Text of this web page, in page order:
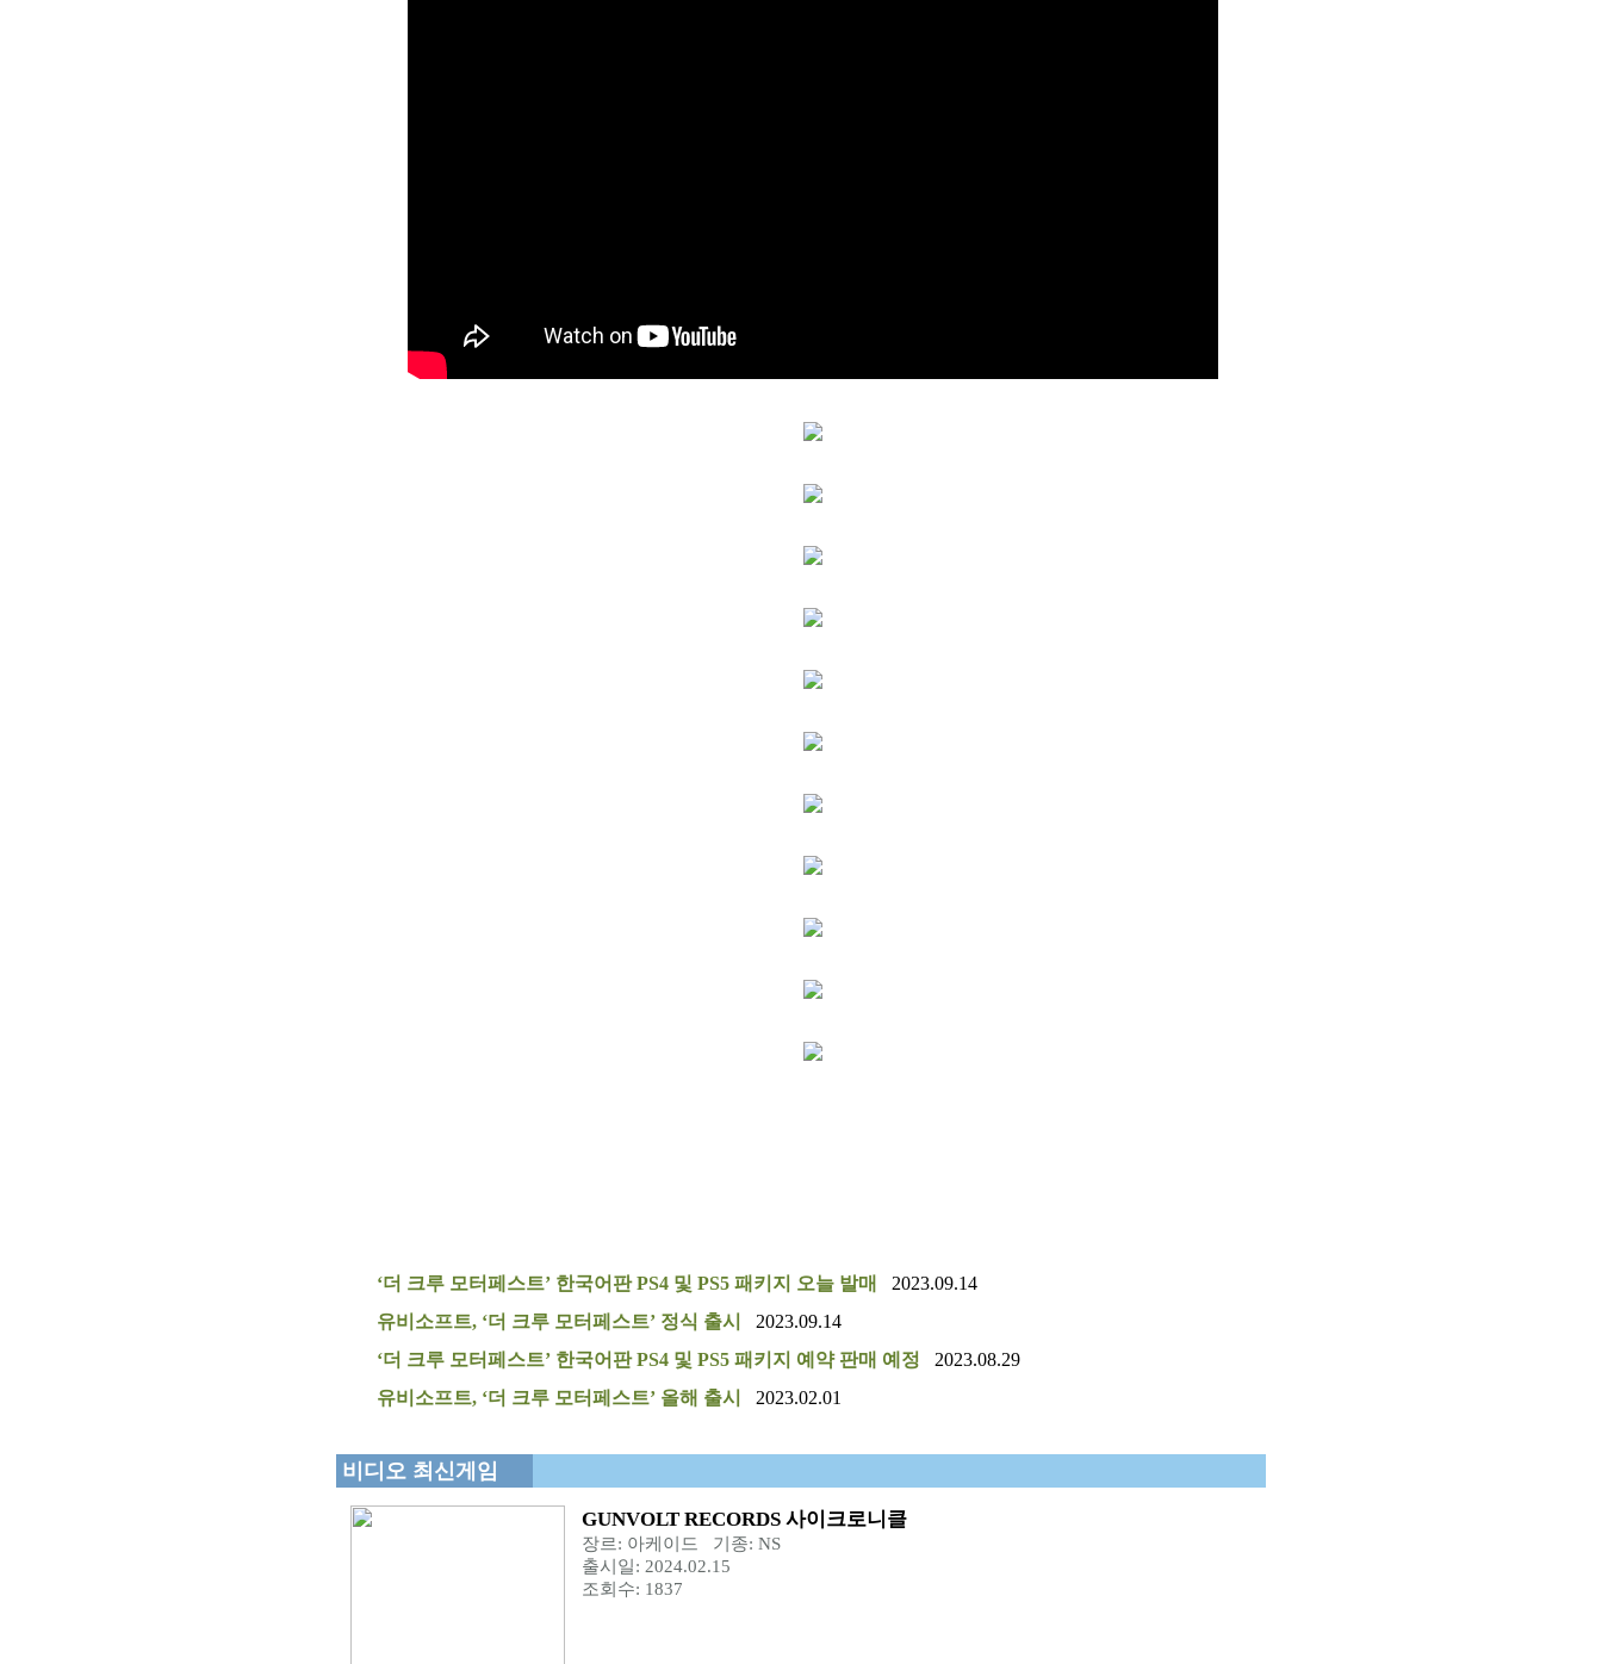
‘더 크루 모터페스트’ 한국어판 PS4 및 PS5 패키지 오늘 발매
2023.09.14
유비소프트, ‘더 크루 모터페스트’ 정식 출시
2023.09.14
‘더 크루 모터페스트’ 한국어판 PS4 및 PS5 패키지 예약 판매 예정 2023.08.29
유비소프트, ‘더 크루 모터페스트’ 올해 출시
2023.02.01
비디오 최신게임
GUNVOLT RECORDS 사이크로니클
장르: 아케이드 기종: NS
출시일: 2024.02.15
조회수: 1837